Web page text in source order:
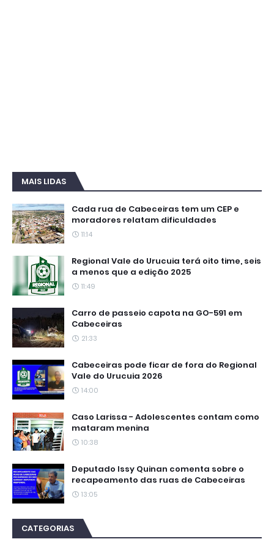
MAIS LIDAS
Cada rua de Cabeceiras tem um CEP e
moradores relatam dificuldades
11:14
Regional Vale do Urucuia terá oito time, seis
a menos que a edição 2025
11:49
Carro de passeio capota na GO-591 em
Cabeceiras
21:33
Cabeceiras pode ficar de fora do Regional
Vale do Urucuia 2026
14:00
Caso Larissa - Adolescentes contam como
mataram menina
10:38
Deputado Issy Quinan comenta sobre o
recapeamento das ruas de Cabeceiras
13:05
CATEGORIAS